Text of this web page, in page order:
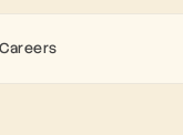
Careers